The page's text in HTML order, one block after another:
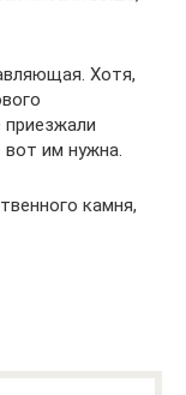
Хотя,
им нужна.
камня,